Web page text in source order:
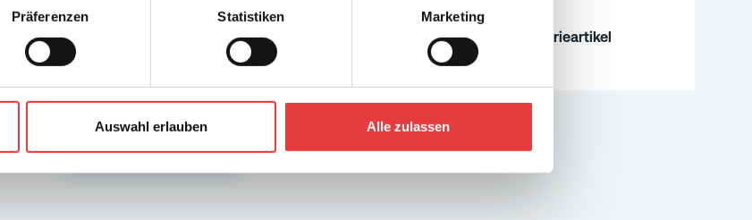
Präferenzen Statistiken Marketing
Auswahl erlauben Alle zulassen
Montagemitarbeiter (m/w/d) Elektrotechnik
Wiesloch
Verpacker (m/w/d) für Drogerieartikel
Waghäusel
Alle Jobs ansehen